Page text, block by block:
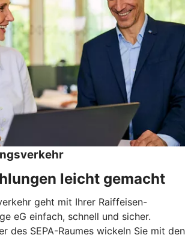
leicht gemacht
geht mit Ihrer Raiffeisen-
eG einfach, schnell und sicher.
des SEPA-Raumes wickeln Sie mit den